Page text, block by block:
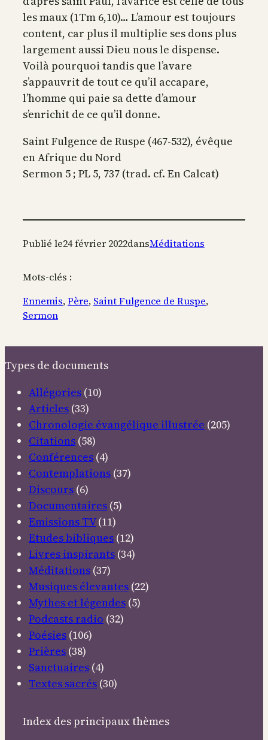
les maux (1Tm 6,10)… L’amour est toujours
content, car plus il multiplie ses dons plus
largement aussi Dieu nous le dispense.
Voilà pourquoi tandis que l’avare
s’appauvrit de tout ce qu’il accapare,
l’homme qui paie sa dette d’amour
s’enrichit de ce qu’il donne.
Saint Fulgence de Ruspe (467-532), évêque
en Afrique du Nord
Sermon 5 ; PL 5, 737 (trad. cf. En Calcat)
Publié le24 février 2022dansMéditations
Mots-clés :
Ennemis, Père, Saint Fulgence de Ruspe
Sermon
Types de documents
Allégories (10)
Articles (33)
Chronologie évangélique illustrée (205)
Citations (58)
Conférences (4)
Contemplations (37)
Discours (6)
Documentaires (5)
Emissions TV(11)
Etudes bibliques (12)
Livres inspirants (34)
Méditations (37)
Musiques élevantes (22)
Mythes et légendes (5)
Podcasts radio (32)
Poésies (106)
Prières (38)
Sanctuaires (4)
Textes sacrés (30)
Index des principaux thèmes